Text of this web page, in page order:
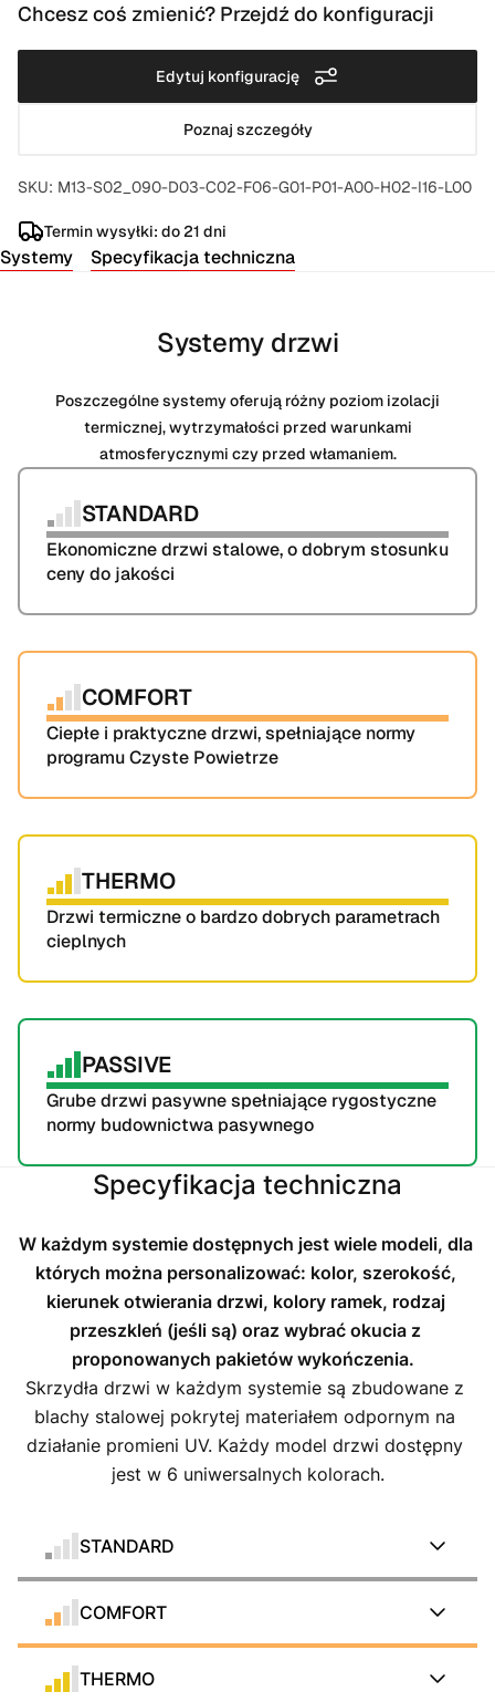
Chcesz coś zmienić? Przejdź do konfiguracji
Edytuj konfigurację
Poznaj szczegóły
SKU: M13-S02_090-D03-C02-F06-G01-P01-A00-H02-I16-L00
Termin wysyłki: do 21 dni
Systemy Specyfikacja techniczna
Systemy drzwi
Poszczególne systemy oferują różny poziom izolacji
termicznej, wytrzymałości przed warunkami
atmosferycznymi czy przed włamaniem.
STANDARD
Ekonomiczne drzwi stalowe, o dobrym stosunku
ceny do jakości
COMFORT
Ciepłe i praktyczne drzwi, spełniające normy
programu Czyste Powietrze
THERMO
Drzwi termiczne o bardzo dobrych parametrach
cieplnych
PASSIVE
Grube drzwi pasywne spełniające rygostyczne
normy budownictwa pasywnego
Specyfikacja techniczna
W każdym systemie dostępnych jest wiele modeli, dla
których można personalizować: kolor, szerokość,
kierunek otwierania drzwi, kolory ramek, rodzaj
przeszkleń (jeśli są) oraz wybrać okucia z
proponowanych pakietów wykończenia.
Skrzydła drzwi w każdym systemie są zbudowane z
blachy stalowej pokrytej materiałem odpornym na
działanie promieni UV. Każdy model drzwi dostępny
jest w 6 uniwersalnych kolorach.
STANDARD
COMFORT
THERMO